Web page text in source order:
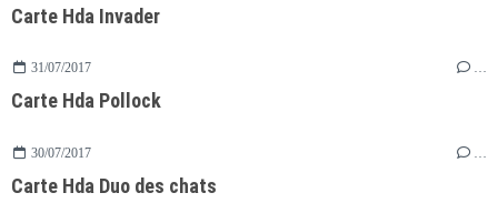
Carte Hda Invader
31/07/2017 …
Carte Hda Pollock
30/07/2017
Carte Hda Duo des chats